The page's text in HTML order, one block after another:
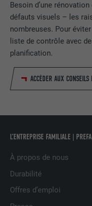
Besoin d’une
défauts visuels – les
nombreuses. Pour
liste de contrôle avec
planification.
ACCÉDER AUX CONSEILS
L’ENTREPRISE FAMILIALE | PREFA
À propos de nous
Durabilité
Offres d’emploi
EXPIRATION 29
UTILITÉ
Est
UTILITÉ